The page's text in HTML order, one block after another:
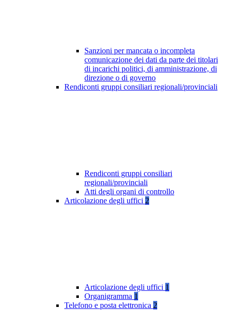
Sanzioni per mancata o incompleta
comunicazione dei dati da parte dei titolari
di incarichi politici, di amministrazione, di
direzione o di governo
Rendiconti gruppi consiliari regionali/provinciali
Rendiconti gruppi consiliari
regionali/provinciali
Atti degli organi di controllo
Articolazione degli uffici 2
Articolazione degli uffici 1
Organigramma 1
Telefono e posta elettronica 2